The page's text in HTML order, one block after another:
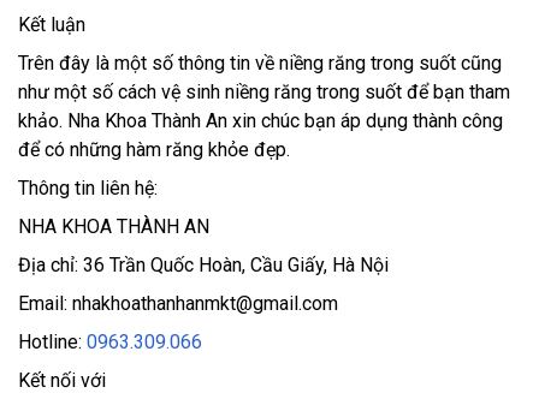
Kết luận
Trên đây là một số thông tin về niềng răng trong suốt cũng
như một số cách vệ sinh niềng răng trong suốt để bạn tham
khảo. Nha Khoa Thành An xin chúc bạn áp dụng thành công
để có những hàm răng khỏe đẹp.
Thông tin liên hệ:
NHA KHOA THÀNH AN
Địa chỉ: 36 Trần Quốc Hoàn, Cầu Giấy, Hà Nội
Email: nhakhoathanhanmkt@gmail.com
Hotline: 0963.309.066
Kết nối với